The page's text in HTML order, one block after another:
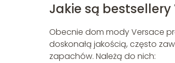
Jakie są bestsellery
Obecnie dom mody Versace
doskonałą jakością, często
zapachów. Należą do nich: